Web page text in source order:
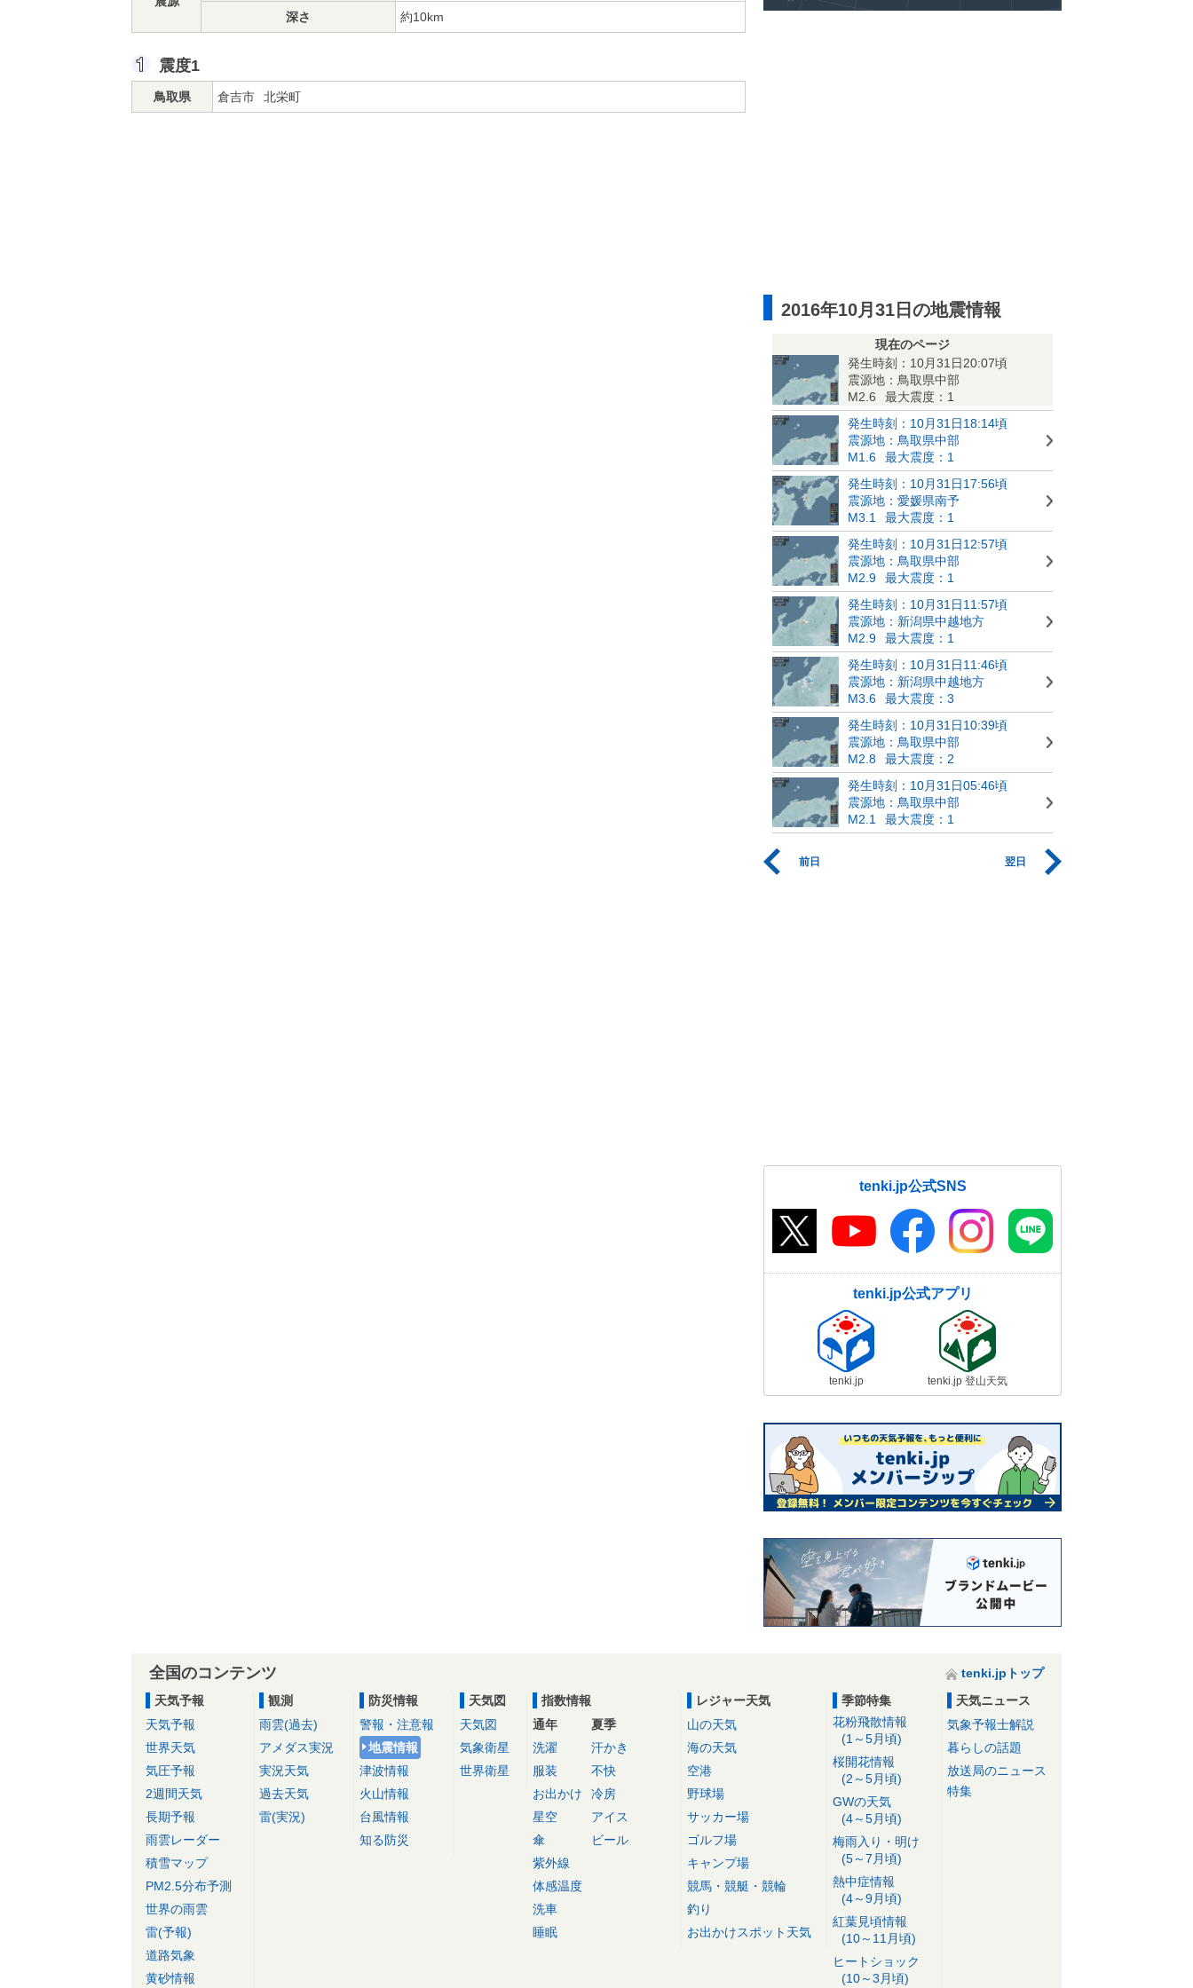
深さ
約10km
震度1
鳥取県 倉吉市 北栄町
2016年10月31日の地震情報
現在のページ
発生時刻：10月31日20:07頃
震源地：鳥取県中部
M2.6
最大震度：1
発生時刻：10月31日18:14頃
震源地：鳥取県中部
M1.6
最大震度：1
発生時刻：10月31日17:56頃
震源地：愛媛県南予
M3.1
最大震度：1
発生時刻：10月31日12:57頃
震源地：鳥取県中部
M2.9
最大震度：1
発生時刻：10月31日11:57頃
震源地：新潟県中越地方
M2.9
最大震度：1
発生時刻：10月31日11:46頃
震源地：新潟県中越地方
M3.6
最大震度：3
発生時刻：10月31日10:39頃
震源地：鳥取県中部
M2.8
最大震度：2
発生時刻：10月31日05:46頃
震源地：鳥取県中部
M2.1
最大震度：1
前日 翌日
tenki.jp公式SNS
tenki.jp公式アプリ
tenki.jp tenki.jp 登山天気
全国のコンテンツ
tenki.jpトップ
天気予報
天気予報
世界天気
気圧予報
2週間天気
長期予報
雨雲レーダー
積雪マップ
PM2.5分布予測
世界の雨雲
雷(予報)
道路気象
黄砂情報
観測
雨雲(過去)
アメダス実況
実況天気
過去天気
雷(実況)
防災情報
警報・注意報
地震情報
津波情報
火山情報
台風情報
知る防災
天気図
天気図
気象衛星
世界衛星
指数情報
通年
洗濯
服装
お出かけ
星空
傘
紫外線
体感温度
洗車
睡眠
夏季
汗かき
不快
冷房
アイス
ビール
レジャー天気
山の天気
海の天気
空港
野球場
サッカー場
ゴルフ場
キャンプ場
競馬・競艇・競輪
釣り
お出かけスポット天気
季節特集
花粉飛散情報
(1～5月頃)
桜開花情報
(2～5月頃)
GWの天気
(4～5月頃)
梅雨入り・明け
(5～7月頃)
熱中症情報
(4～9月頃)
紅葉見頃情報
(10～11月頃)
ヒートショック
(10～3月頃)
天気ニュース
気象予報士解説
暮らしの話題
放送局のニュース
特集